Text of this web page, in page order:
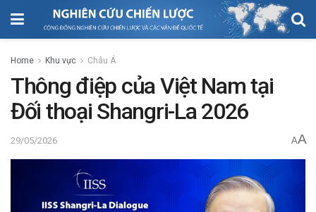
Home Khu vực Châu Á
Thông điệp của Việt Nam tại
Đối thoại Shangri-La 2026
29/05/2026 AA